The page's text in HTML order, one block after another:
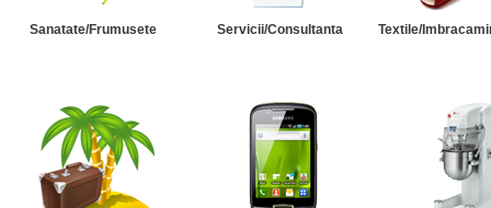
Sanatate/Frumusete Servicii/Consultanta Textile/